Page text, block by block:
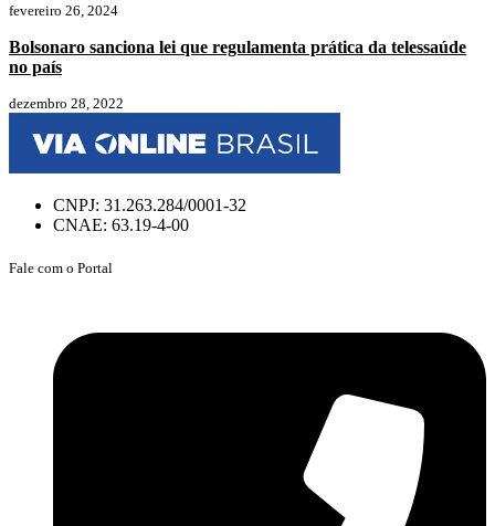
fevereiro 26, 2024
Bolsonaro sanciona lei que regulamenta prática da telessaúde
no país
dezembro 28, 2022
CNPJ: 31.263.284/0001-32
CNAE: 63.19-4-00
Fale com o Portal